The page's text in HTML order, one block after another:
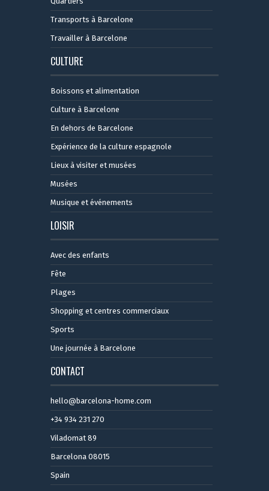
Transports à Barcelone
Travailler à Barcelone
CULTURE
Boissons et alimentation
Culture à Barcelone
En dehors de Barcelone
Expérience de la culture espagnole
Lieux à visiter et musées
Musées
Musique et événements
LOISIR
Avec des enfants
Fête
Plages
Shopping et centres commerciaux
Sports
Une journée à Barcelone
CONTACT
hello@barcelona-home.com
+34 934 231 270
Viladomat 89
Barcelona 08015
Spain